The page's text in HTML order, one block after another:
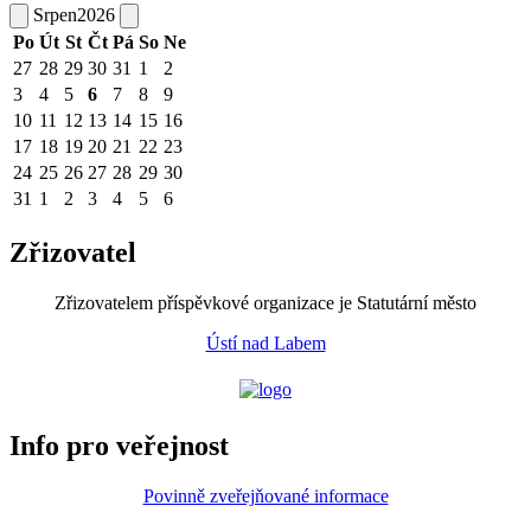
Srpen2026
Po Út St Čt Pá So Ne
27 28 29 30 31 1
2
3
4 5 6 7 8
9
10 11 12 13 14 15 16
17 18 19 20 21 22 23
24 25 26 27 28 29 30
31 1 2 3 4 5 6
Zřizovatel
Zřizovatelem příspěvkové organizace je Statutární město
Ústí nad Labem
Info pro veřejnost
Povinně zveřejňované informace